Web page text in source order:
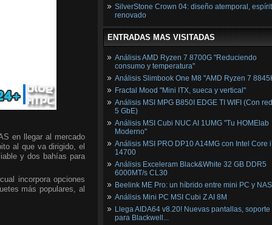
en llegar al mercado
al que va dirigido, el
y dos bahías para
incorpora opciones
más populares, al
SilverStone Crown 04: diseño atemporal,
renovado
ENTRADAS MAS VISITADAS
Análisis AMD Ryzen 7 8700G "Reduciendo
consumo y temperatura"
Análisis Slimbook One M8 "AMD Ryzen 7
Fractal Mood "Mini ITX, sueca y vertical"
Análisis MSI MPG B850I EDGE TI WIFI (Con
5 GbE)
Análisis MSI Cubi NUC AI 1UMG "Tu HOMElab
Moderno"
Análisis MSI PRO DP10 A14MG con Intel Core
14700
Análisis Exceleram Black&White 32 GB DDR5
6000MT/s CL30
Beelink ME Pro: un híbrido entre mini PC y NAS
Análisis Mini PC MSI Cubi Z AI 8M
Llega AIDA64 v8.20! Nuevas pantallas, soporte
para Blackwell...